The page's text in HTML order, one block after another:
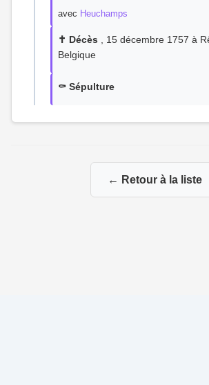
avec Heuchamps
✝️ Décès , 15 décembre 1757 à
Belgique
⚰️ Sépulture
← Retour à la liste